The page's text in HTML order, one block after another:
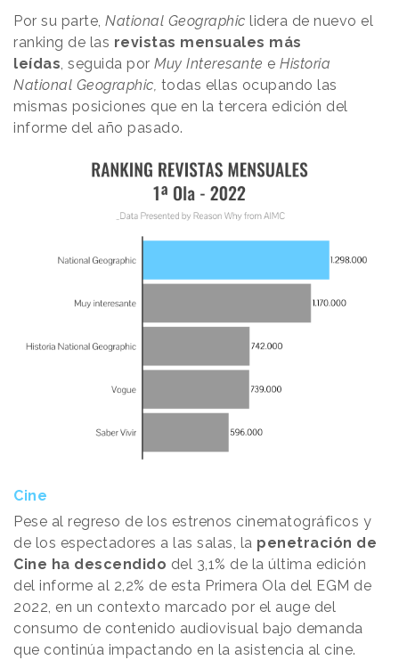
Por su parte, National Geographic lidera de nuevo el
ranking de las revistas mensuales más
leídas, seguida por Muy Interesante e Historia
National Geographic, todas ellas ocupando las
mismas posiciones que en la tercera edición del
informe del año pasado.
Cine
Pese al regreso de los estrenos cinematográficos y
de los espectadores a las salas, la penetración de
Cine ha descendido del 3,1% de la última edición
del informe al 2,2% de esta Primera Ola del EGM de
2022, en un contexto marcado por el auge del
consumo de contenido audiovisual bajo demanda
que continúa impactando en la asistencia al cine.